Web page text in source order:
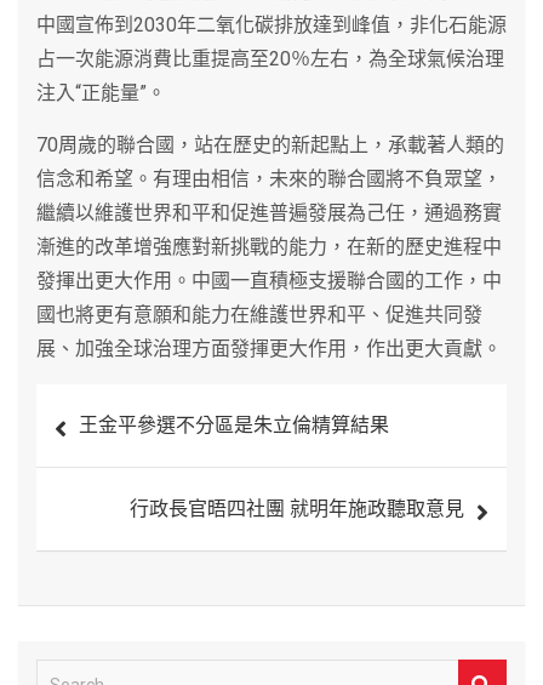
中國宣佈到2030年二氧化碳排放達到峰值，非化石能源
占一次能源消費比重提高至20％左右，為全球氣候治理
注入“正能量”。
70周歲的聯合國，站在歷史的新起點上，承載著人類的
信念和希望。有理由相信，未來的聯合國將不負眾望，
繼續以維護世界和平和促進普遍發展為己任，通過務實
漸進的改革增強應對新挑戰的能力，在新的歷史進程中
發揮出更大作用。中國一直積極支援聯合國的工作，中
國也將更有意願和能力在維護世界和平、促進共同發
展、加強全球治理方面發揮更大作用，作出更大貢獻。
章
導
王金平參選不分區是朱立倫精算結果
行政長官晤四社團 就明年施政聽取意見